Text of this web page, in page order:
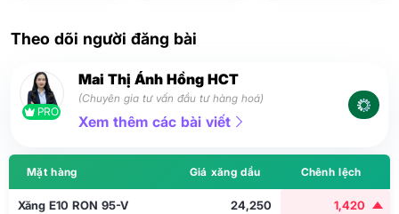
Theo dõi người đăng bài
PRO
Mai Thị Ánh Hồng HCT
(Chuyên gia tư vấn đầu tư hàng hoá)
Xem thêm các bài viết
Mặt hàng Giá xăng dầu Chênh lệch
Xăng E10 RON 95-V 24,250 1,420